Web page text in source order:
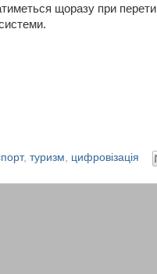
щоразу при
, туризм, цифровізація